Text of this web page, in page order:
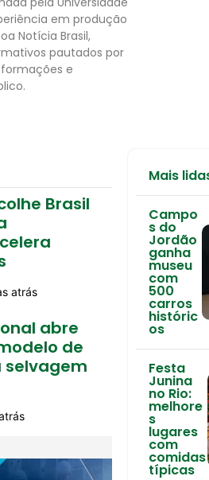
em produção
Notícia Brasil,
pautados por
e
Brasil
atrás
abre
de
Mais
Campo
s do
Jordão
ganha
museu
com
500
carros
históric
os
Festa
Junina
no Rio:
melhore
s
lugares
com
comidas
típicas